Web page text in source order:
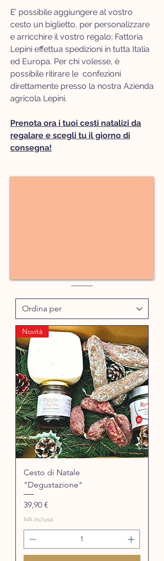
E’ possibile aggiungere al vostro
cesto un biglietto, per personalizzare
e arricchire il vostro regalo; Fattoria
Lepini effettua spedizioni in tutta Italia
ed Europa. Per chi volesse, è
possibile ritirare le confezioni
direttamente presso la nostra Azienda
agricola Lepini.
Prenota ora i tuoi cesti natalizi da
regalare e scegli tu il giorno di
consegna!
Novità
Cesto di Natale
"Degustazione"
Prezzo
39,90 €
IVA inclusa